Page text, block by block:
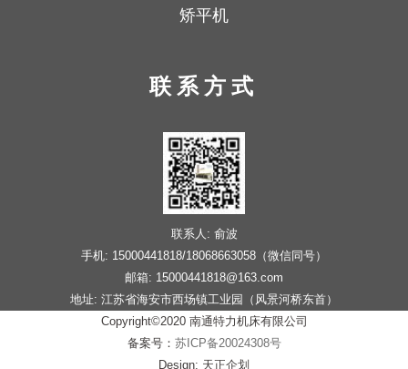
矫平机
联系方式
联系人: 俞波
手机: 15000441818/18068663058（微信同号）
邮箱: 15000441818@163.com
地址: 江苏省海安市西场镇工业园（风景河桥东首）
Copyright©2020 南通特力机床有限公司
备案号： 苏ICP备20024308号
Design: 天正企划